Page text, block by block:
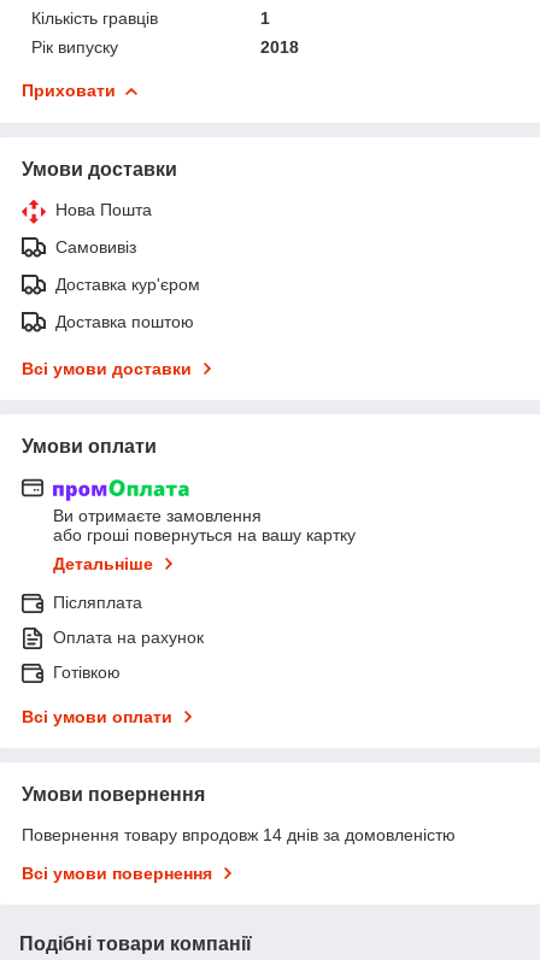
Кількість гравців
1
Рік випуску
2018
Приховати
Умови доставки
Нова Пошта
Самовивіз
Доставка кур'єром
Доставка поштою
Всі умови доставки
Умови оплати
Ви отримаєте замовлення
або гроші повернуться на вашу картку
Детальніше
Післяплата
Оплата на рахунок
Готівкою
Всі умови оплати
Умови повернення
Повернення товару впродовж 14 днів за домовленістю
Всі умови повернення
Подібні товари компанії